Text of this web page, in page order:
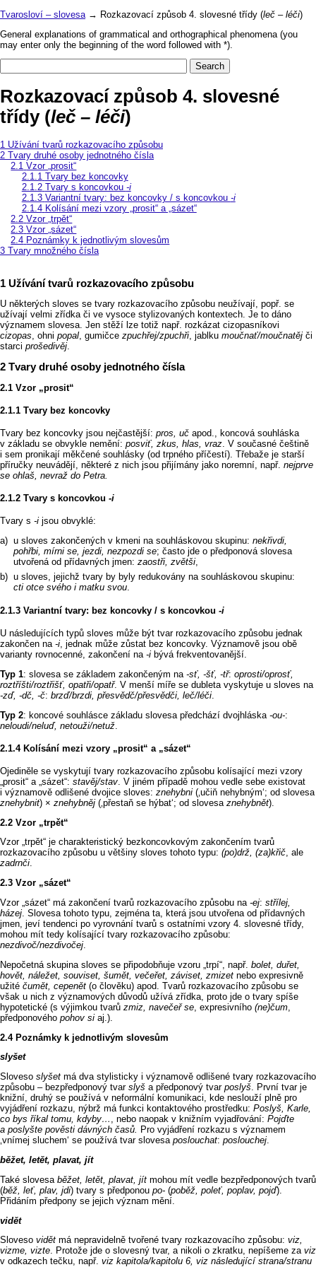
Tvarosloví – slovesa → Rozkazovací způsob 4. slovesné třídy (leč – léči)
General explanations of grammatical and orthographical phenomena (you
may enter only the beginning of the word followed with *).
Rozkazovací způsob 4. slovesné
třídy (leč – léči)
Užívání tvarů rozkazovacího způsobu
Tvary druhé osoby jednotného čísla
Vzor „prosit“
Tvary bez koncovky
Tvary s koncovkou ‑i
Variantní tvary: bez koncovky / s koncovkou ‑i
Kolísání mezi vzory „prosit“ a „sázet“
Vzor „trpět“
Vzor „sázet“
Poznámky k jednotlivým slovesům
Tvary množného čísla
Užívání tvarů rozkazovacího způsobu
U některých sloves se tvary rozkazovacího způsobu neužívají, popř. se
užívají velmi zřídka či ve vysoce stylizovaných kontextech. Je to dáno
významem slovesa. Jen stěží lze totiž např. rozkázat cizopasníkovi
cizopas, ohni popal, gumičce zpuchřej/zpuchři, jablku moučnať/moučnatěj či
starci prošedivěj.
Tvary druhé osoby jednotného čísla
Vzor „prosit“
Tvary bez koncovky
Tvary bez koncovky jsou nejčastější: pros, uč apod., koncová souhláska
v základu se obvykle nemění: posviť, zkus, hlas, vraz. V současné češtině
i sem pronikají měkčené souhlásky (od trpného příčestí). Třebaže je starší
příručky neuvádějí, některé z nich jsou přijímány jako noremní, např. nejprve
se ohlaš, nevraž do Petra.
Tvary s koncovkou ‑i
Tvary s ‑i jsou obvyklé:
u sloves zakončených v kmeni na souhláskovou skupinu:nekřivdi,
pohřbi, mírni se, jezdi, nezpozdi se; často jde o předponová slovesa
utvořená od přídavných jmen:zaostři, zvětši
u sloves, jejichž tvary by byly redukovány na souhláskovou skupinu:
cti otce svého i matku svou.
Variantní tvary: bez koncovky / s koncovkou ‑i
U následujících typů sloves může být tvar rozkazovacího způsobu jednak
zakončen na ‑i, jednak může zůstat bez koncovky. Významově jsou obě
varianty rovnocenné, zakončení na ‑i bývá frekventovanější.
Typ 1: slovesa se základem zakončeným na ‑sť, ‑šť, ‑tř: oprosti/oprosť,
roztříšti/roztřišť, opatři/opatř. V menší míře se dubleta vyskytuje u sloves na
‑zď, ‑dč, ‑č: brzď/brzdi, přesvědč/přesvědči, leč/léči.
Typ 2: koncové souhlásce základu slovesa předchází dvojhláska ‑ou‑:
neloudi/neluď, netouži/netuž
Kolísání mezi vzory „prosit“ a „sázet“
Ojediněle se vyskytují tvary rozkazovacího způsobu kolísající mezi vzory
„prosit“ a „sázet“: stavěj/stav . V jiném případě mohou vedle sebe existovat
i významově odlišené dvojice sloves: znehybni (‚učiň nehybným‘; od slovesa
znehybnit) × znehybněj (‚přestaň se hýbat‘; od slovesa znehybnět).
Vzor „trpět“
Vzor „trpět“ je charakteristický bezkoncovkovým zakončením tvarů
rozkazovacího způsobu u většiny sloves tohoto typu: (po)drž, (za)křič, ale
zadrnči.
Vzor „sázet“
Vzor „sázet“ má zakončení tvarů rozkazovacího způsobu na ‑ej: střílej,
házej. Slovesa tohoto typu, zejména ta, která jsou utvořena od přídavných
jmen, jeví tendenci po vyrovnání tvarů s ostatními vzory 4. slovesné třídy,
mohou mít tedy kolísající tvary rozkazovacího způsobu:
nezdivoč/nezdivočej.
Nepočetná skupina sloves se připodobňuje vzoru „trpí“, např. bolet, duřet,
hovět, náležet, souviset, šumět, večeřet, záviset, zmizet nebo expresivně
užité čumět, cepenět (o člověku) apod. Tvarů rozkazovacího způsobu se
však u nich z významových důvodů užívá zřídka, proto jde o tvary spíše
hypotetické (s výjimkou tvarů zmiz, navečeř se , expresivního (ne)čum
předponového pohov si aj.).
Poznámky k jednotlivým slovesům
slyšet
Sloveso slyšet má dva stylisticky i významově odlišené tvary rozkazovacího
způsobu –⁠⁠⁠⁠⁠⁠⁠⁠ bezpředponový tvar slyš a předponový tvar poslyš. První tvar je
knižní, druhý se používá v neformální komunikaci, kde neslouží plně pro
vyjádření rozkazu, nýbrž má funkci kontaktového prostředku: Poslyš, Karle,
co bys říkal tomu, kdyby… , nebo naopak v knižním vyjadřování: Pojďte
a poslyšte pověsti dávných časů. Pro vyjádření rozkazu s významem
‚vnímej sluchem‘ se používá tvar slovesa poslouchat: poslouchej.
běžet, letět, plavat, jít
Také slovesa běžet, letět, plavat, jít mohou mít vedle bezpředponových tvarů
(běž, leť, plav, jdi) tvary s předponou po‑ (poběž, poleť, poplav, pojď).
Přidáním předpony se jejich význam mění.
vidět
Sloveso vidět má nepravidelně tvořené tvary rozkazovacího způsobu: viz,
vizme, vizte. Protože jde o slovesný tvar, a nikoli o zkratku, nepíšeme za viz
v odkazech tečku, např. viz kapitola/kapitolu 6, viz následující strana/stranu